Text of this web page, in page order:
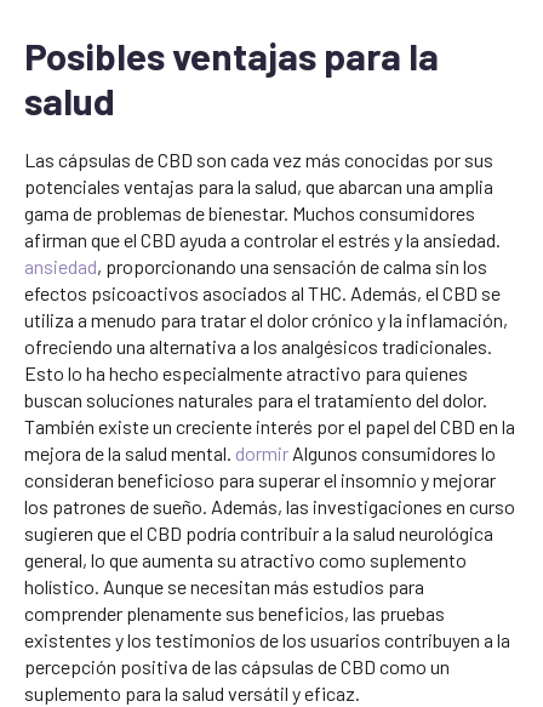
Posibles ventajas para la
salud
Las cápsulas de CBD son cada vez más conocidas por sus
potenciales ventajas para la salud, que abarcan una amplia
gama de problemas de bienestar. Muchos consumidores
afirman que el CBD ayuda a controlar el estrés y la ansiedad.
ansiedad, proporcionando una sensación de calma sin los
efectos psicoactivos asociados al THC. Además, el CBD se
utiliza a menudo para tratar el dolor crónico y la inflamación,
ofreciendo una alternativa a los analgésicos tradicionales.
Esto lo ha hecho especialmente atractivo para quienes
buscan soluciones naturales para el tratamiento del dolor.
También existe un creciente interés por el papel del CBD en la
mejora de la salud mental. dormir Algunos consumidores lo
consideran beneficioso para superar el insomnio y mejorar
los patrones de sueño. Además, las investigaciones en curso
sugieren que el CBD podría contribuir a la salud neurológica
general, lo que aumenta su atractivo como suplemento
holístico. Aunque se necesitan más estudios para
comprender plenamente sus beneficios, las pruebas
existentes y los testimonios de los usuarios contribuyen a la
percepción positiva de las cápsulas de CBD como un
suplemento para la salud versátil y eficaz.